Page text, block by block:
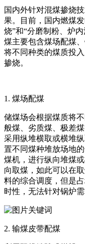
国内外针对混煤掺烧
果。目前，国内燃煤
烧”和“分磨制粉、炉
煤主要包含煤场配煤
将不同种类的煤质投
掺烧。
1. 煤场配煤
储煤场会根据煤质将
般煤、劣质煤、极差
采用纵堆横取或横堆
置不同煤种堆放场地
煤机，进行纵向堆煤
向取煤，如此可以在
料的综合调度，但是
时性，无法针对锅炉
2. 输煤皮带配煤